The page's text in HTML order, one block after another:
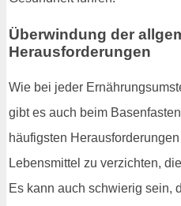
Überwindung der
Herausforderungen
Wie bei jeder
gibt es auch beim
häufigsten
Lebensmittel zu verzichten,
Es kann auch schwierig sein,